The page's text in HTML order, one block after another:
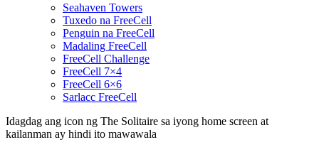
Seahaven Towers
Tuxedo na FreeCell
Penguin na FreeCell
Madaling FreeCell
FreeCell Challenge
FreeCell 7×4
FreeCell 6×6
Sarlacc FreeCell
Idagdag ang icon ng The Solitaire sa iyong home screen at
kailanman ay hindi ito mawawala